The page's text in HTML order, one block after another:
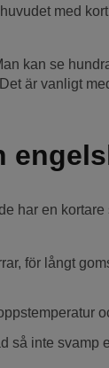
med
kan se
är vanligt
har en
för långt
så inte svamp